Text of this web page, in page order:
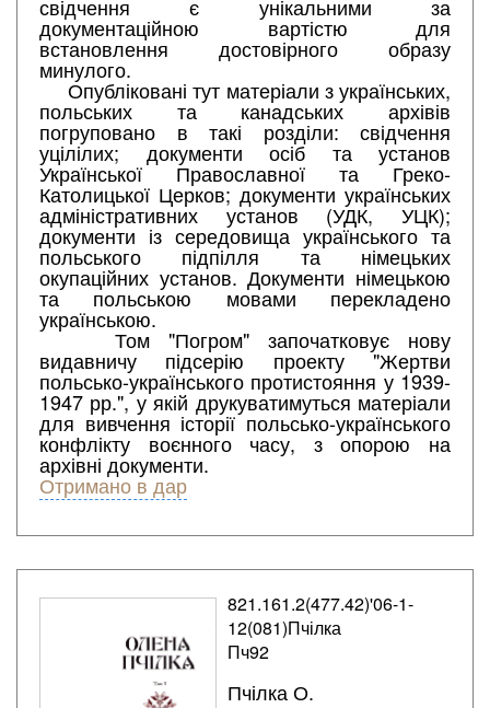
свідчення є унікальними за
документаційною вартістю для
встановлення достовірного образу
минулого.
Опубліковані тут матеріали з українських,
польських та канадських архівів
погруповано в такі розділи: свідчення
уцілілих; документи осіб та установ
Української Православної та Греко-
Католицької Церков; документи українських
адміністративних установ (УДК, УЦК);
документи із середовища українського та
польського підпілля та німецьких
окупаційних установ. Документи німецькою
та польською мовами перекладено
українською.
Том "Погром" започатковує нову
видавничу підсерію проекту "Жертви
польсько-українського протистояння у 1939-
1947 рр.", у якій друкуватимуться матеріали
для вивчення історії польсько-українського
конфлікту воєнного часу, з опорою на
архівні документи.
Отримано в дар
821.161.2(477.42)'06-1-
12(081)Пчілка
Пч92
Пчілка О.